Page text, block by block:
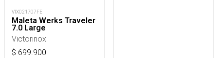
VIX021707FE
Maleta Werks Traveler
7.0 Large
Victorinox
$ 699.900